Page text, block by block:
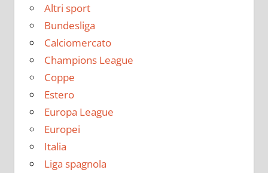
Altri sport
Bundesliga
Calciomercato
Champions League
Coppe
Estero
Europa League
Europei
Italia
Liga spagnola